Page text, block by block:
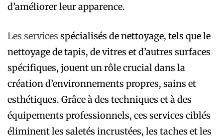
d’améliorer leur apparence.
Les services spécialisés de nettoyage, tels que le
nettoyage de tapis, de vitres et d’autres surfaces
spécifiques, jouent un rôle crucial dans la
création d’environnements propres, sains et
esthétiques. Grâce à des techniques et à des
équipements professionnels, ces services ciblés
éliminent les saletés incrustées, les taches et les